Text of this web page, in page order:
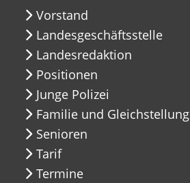
Vorstand
Landesgeschäftsstelle
Landesredaktion
Positionen
Junge Polizei
Familie und Gleichstellung
Senioren
Tarif
Termine